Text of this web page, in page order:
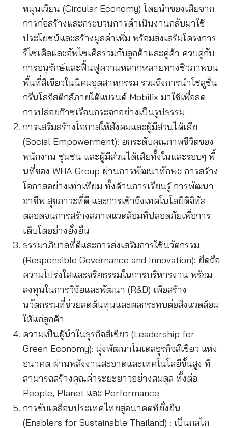
หมุนเวียน (Circular Economy) โดยนำของเสียจาก
การก่อสร้างและกระบวนการดำเนินงานกลับมาใช้
ประโยชน์และสร้างมูลค่าเพิ่ม พร้อมส่งเสริมโครงการ
รีไซเคิลและอัพไซเคิลร่วมกับลูกค้าและคู่ค้า ควบคู่กับ
การอนุรักษ์และฟื้นฟูความหลากหลายทางชีวภาพบน
พื้นที่สีเขียวในนิคมอุตสาหกรรม รวมถึงการนำโซลูชั่น
กรีนโลจิสติกส์ภายใต้แบรนด์ Mobilix มาใช้เพื่อลด
การปล่อยก๊าซเรือนกระจกอย่างเป็นรูปธรรม
การเสริมสร้างโอกาสให้สังคมและผู้มีส่วนได้เสีย
(Social Empowerment): ยกระดับคุณภาพชีวิตของ
พนักงาน ชุมชน และผู้มีส่วนได้เสียทั้งในและรอบๆ พี้
นที่ของ WHA Group ผ่านการพัฒนาทักษะ การสร้าง
โอกาสอย่างเท่าเทียม ทั้งด้านการเรียนรู้ การพัฒนา
อาชีพ สุขภาวะที่ดี และการเข้าถึงเทคโนโลยีดิจิทัล
ตลอดจนการสร้างสภาพแวดล้อมที่ปลอดภัยเพื่อการ
เติบโตอย่างยั่งยืน
ธรรมาภิบาลที่ดีและการส่งเสริมการใช้นวัตกรรม
(Responsible Governance and Innovation): ยึดถือ
ความโปร่งใสและจริยธรรมในการบริหารงาน พร้อม
ลงทุนในการวิจัยและพัฒนา (R&D) เพื่อสร้าง
นวัตกรรมที่ช่วยลดต้นทุนและผลกระทบต่อสิ่งแวดล้อม
ให้แก่ลูกค้า
ความเป็นผู้นำในธุรกิจสีเขียว (Leadership for
Green Economy): มุ่งพัฒนาโมเดลธุรกิจสีเขียว แห่ง
อนาคต ผ่านพลังงานสะอาดและเทคโนโลยีขั้นสูง ที่
สามารถสร้างคุณค่าระยะยาวอย่างสมดุล ทั้งต่อ
People, Planet และ Performance
การขับเคลื่อนประเทศไทยสู่อนาคตที่ยั่งยืน
(Enablers for Sustainable Thailand) : เป็นกลไก